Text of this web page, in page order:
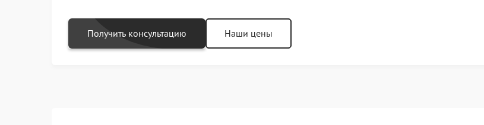
Получить консультацию Наши цены